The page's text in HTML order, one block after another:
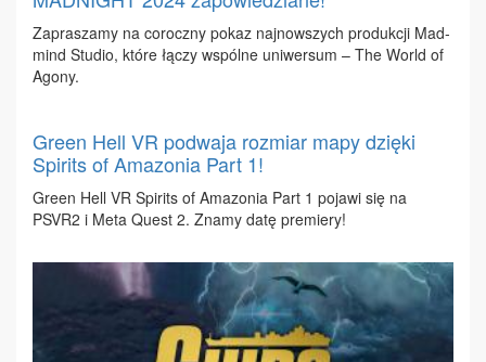
Za­pra­sza­my na co­rocz­ny po­kaz naj­now­szych pro­duk­cji Mad­
mind Stu­dio, któ­re łą­czy wspól­ne uni­wer­sum – The World of
Ago­ny.
Green Hell VR podwaja rozmiar mapy dzięki
Spirits of Amazonia Part 1!
Gre­en Hell VR Spi­rits of Ama­zo­nia Part 1 po­ja­wi się na
PSVR2 i Me­ta Qu­est 2. Zna­my da­tę pre­mie­ry!